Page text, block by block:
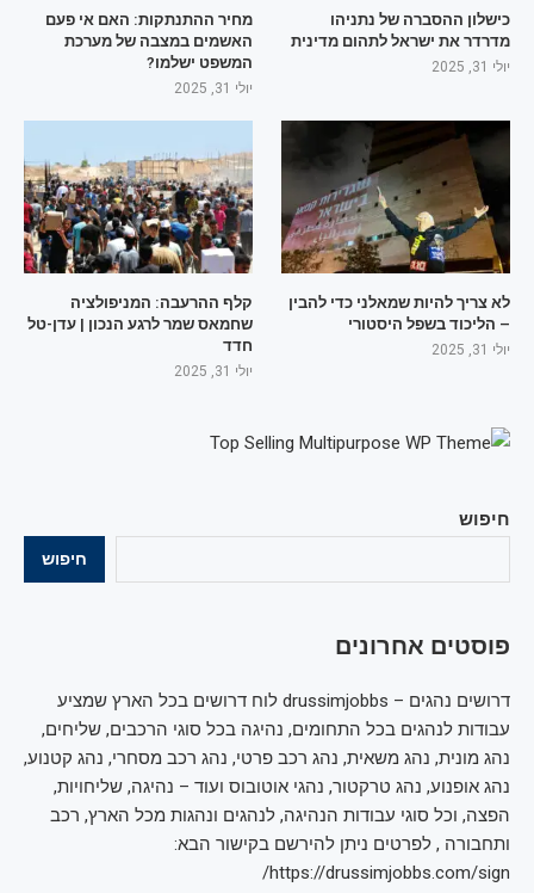
חיפוש
חיפוש
פוסטים אחרונים
דרושים נהגים – drussimjobbs לוח דרושים בכל הארץ שמציע
עבודות לנהגים בכל התחומים, נהיגה בכל סוגי הרכבים, שליחים,
נהג מונית, נהג משאית, נהג רכב פרטי, נהג רכב מסחרי, נהג קטנוע,
נהג אופנוע, נהג טרקטור, נהגי אוטובוס ועוד – נהיגה, שליחויות,
הפצה, וכל סוגי עבודות הנהיגה, לנהגים ונהגות מכל הארץ, רכב
ותחבורה , לפרטים ניתן להירשם בקישור הבא:
https://drussimjobbs.com/sign/
כישלון ההסברה של נתניהו
מדרדר את ישראל לתהום מדינית
יולי 31, 2025
מחיר ההתנתקות: האם אי פעם
האשמים במצבה של מערכת
המשפט ישלמו?
יולי 31, 2025
לא צריך להיות שמאלני כדי להבין
– הליכוד בשפל היסטורי
יולי 31, 2025
קלף ההרעבה: המניפולציה
שחמאס שמר לרגע הנכון | עדן-טל
חדד
יולי 31, 2025